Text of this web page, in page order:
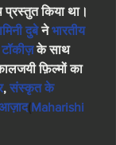
किया था।
दुबे ने भारतीय
टॉकीज़ के साथ
फ़िल्मों का
, संस्कृत के
आज़ाद( Maharishi